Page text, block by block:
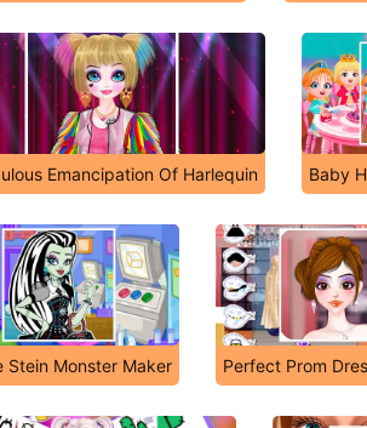
Emancipation Of Harlequin Baby
Stein Monster Maker Perfect Prom